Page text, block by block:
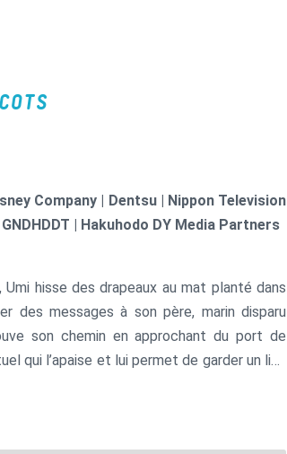
Company | Dentsu | Nippon Television
| Hakuhodo DY Media Partners
hisse des drapeaux au mat planté dans
des messages à son père, marin disparu
son chemin en approchant du port de
qui l’apaise et lui permet de garder un lien
de classe, Shun, écrit un poème
flottant au vent pour tenter d’attirer son